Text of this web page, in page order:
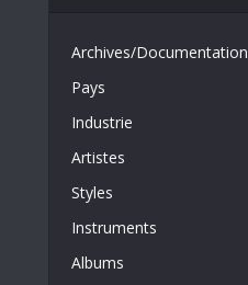
Archives/Documentation
Pays
Industrie
Artistes
Styles
Instruments
Albums